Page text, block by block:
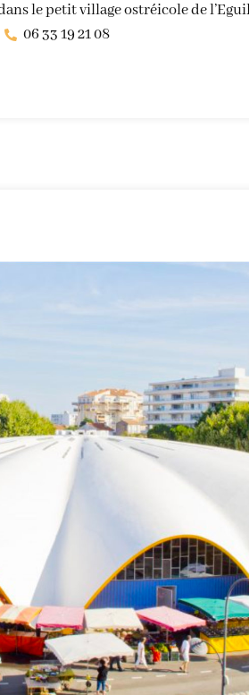
le petit village ostréicole de
06 33 19 21 08